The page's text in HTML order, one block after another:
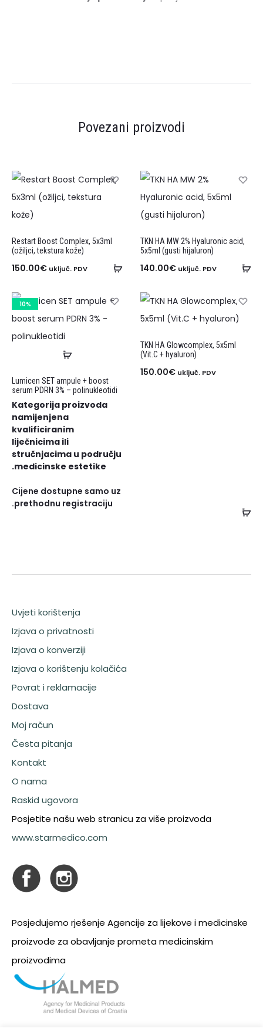
Povezani proizvodi
Restart Boost Complex, 5x3ml
(ožiljci, tekstura kože)
150.00€ uključ. PDV
TKN HA MW 2% Hyaluronic acid,
5x5ml (gusti hijaluron)
140.00€ uključ. PDV
10%
Lumicen SET ampule + boost
serum PDRN 3% – polinukleotidi
Kategorija proizvoda
namijenjena
kvalificiranim
liječnicima ili
stručnjacima u području
medicinske estetike.
Cijene dostupne samo uz
prethodnu registraciju.
TKN HA Glowcomplex, 5x5ml
(Vit.C + hyaluron)
150.00€ uključ. PDV
Uvjeti korištenja
Izjava o privatnosti
Izjava o konverziji
Izjava o korištenju kolačića
Povrat i reklamacije
Dostava
Moj račun
Česta pitanja
Kontakt
O nama
Raskid ugovora
Posjetite našu web stranicu za više proizvoda
www.starmedico.com
Posjedujemo rješenje Agencije za lijekove i medicinske
proizvode za obavljanje prometa medicinskim
proizvodima